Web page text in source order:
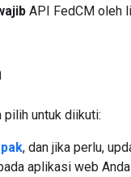
API FedCM oleh
pilih untuk diikuti:
, dan jika perlu,
aplikasi web